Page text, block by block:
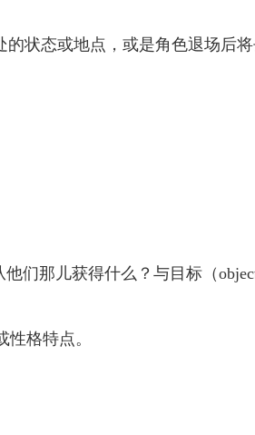
状态或地点，或是角色退场后将
们那儿获得什么？与目标（
格特点。